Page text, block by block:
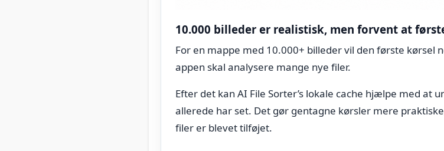
10.000 billeder er realistisk, men forvent at
For en mappe med 10.000+ billeder vil den første
appen skal analysere mange nye filer.
Efter det kan AI File Sorter’s lokale cache hjælpe med at
allerede har set. Det gør gentagne kørsler mere
filer er blevet tilføjet.